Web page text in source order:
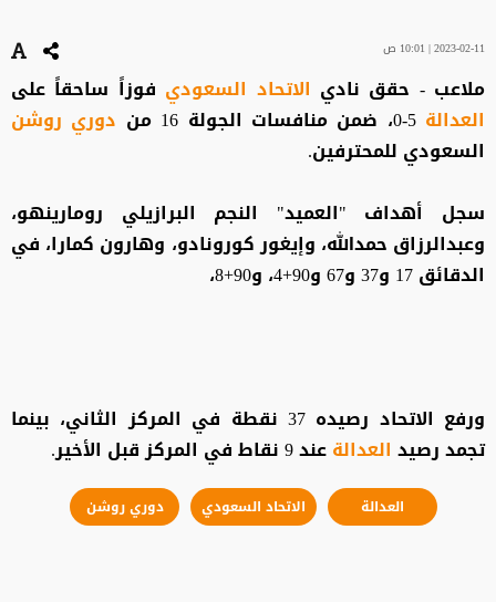
2023-02-11 | 10:01 ص
ملاعب - حقق نادي الاتحاد السعودي فوزاً ساحقاً على
العدالة5-0، ضمن منافسات الجولة 16 من
دوري روشن
السعودي للمحترفين.
سجل أهداف "العميد" النجم البرازيلي رومارينهو،
وعبدالرزاق حمدالله، وإيغور كورونادو، وهارون كمارا، في
الدقائق 17 و37 و67 و90+4، و90+8،
ورفع الاتحاد رصيده 37 نقطة في المركز الثاني، بينما
تجمد رصيد العدالةعند 9 نقاط في المركز قبل الأخير.
العدالة الاتحاد السعودي دوري روشن